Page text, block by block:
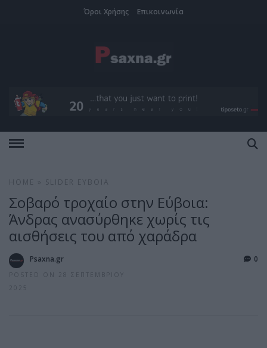
Όροι Χρήσης Επικοινωνία
HOME SLIDER ΕΎΒΟΙΑ
Σοβαρό τροχαίο στην Εύβοια:
Άνδρας ανασύρθηκε χωρίς τις
αισθήσεις του από χαράδρα
Psaxna.gr
POSTED ON 28 ΣΕΠΤΕΜΒΡΊΟΥ
2025
0